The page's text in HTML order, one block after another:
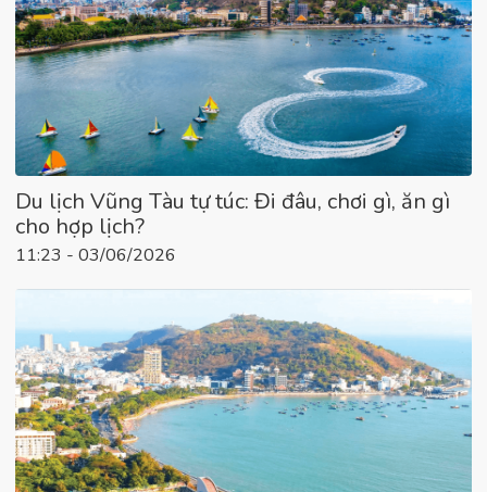
Du lịch Vũng Tàu tự túc: Đi đâu, chơi gì, ăn gì
cho hợp lịch?
11:23 - 03/06/2026